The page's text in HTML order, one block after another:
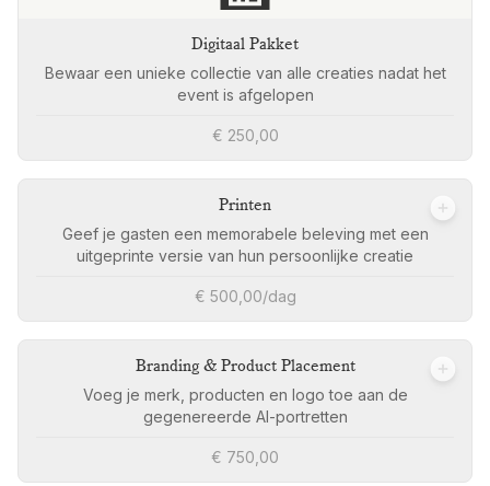
Digitaal Pakket
Bewaar een unieke collectie van alle creaties nadat het
event is afgelopen
€ 250,00
Printen
Geef je gasten een memorabele beleving met een
uitgeprinte versie van hun persoonlijke creatie
€ 500,00/dag
Branding & Product Placement
Voeg je merk, producten en logo toe aan de
gegenereerde AI-portretten
€ 750,00